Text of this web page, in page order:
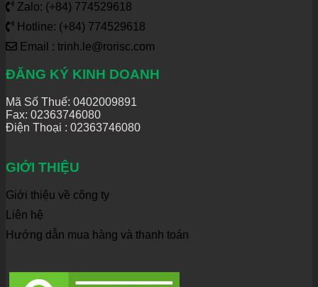
Zalo: (+84) 774529618
Hotline: (+84) 774529618
Email : trinh.le@rorisc.com
ĐĂNG KÝ KINH DOANH
Mã Số Thuế: 0402009891
Fax: 02363746080
Điện Thoại : 02363746080
GIỚI THIỆU
Giới thiệu về công ty
Liên hệ
Hướng dẫn mua hàng và thanh toán